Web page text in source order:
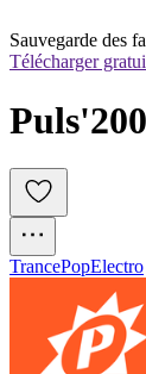
Sauvegarde des
Télécharger
TrancePopElectro